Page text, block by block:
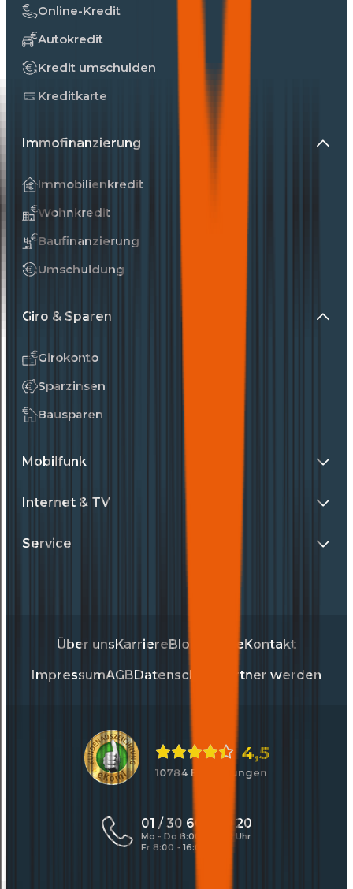
Online-Kredit
Autokredit
Kredit umschulden
Kreditkarte
Immofinanzierung
Immobilienkredit
Wohnkredit
Baufinanzierung
Umschuldung
Giro & Sparen
Girokonto
Sparzinsen
Bausparen
Mobilfunk
Internet & TV
Service
Über unsKarriereBlog PresseKontakt
ImpressumAGBDatenschutz Partner werden
4,5
10784 Bewertungen
01 / 30 60 900 20
Mo - Do 8:00 - 17:00 Uhr
Fr 8:00 - 16:00 Uhr